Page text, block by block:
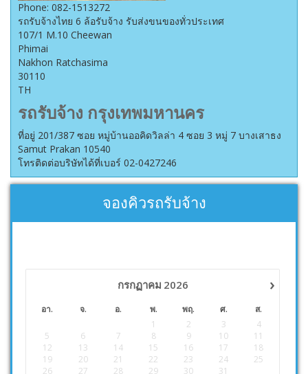
Phone: 082-1513272
รถรับจ้างไทย 6 ล้อรับจ้าง รับส่งขนของทั่วประเทศ
107/1 M.10 Cheewan
Phimai
Nakhon Ratchasima
30110
TH
รถรับจ้าง กรุงเทพมหานคร
ที่อยู่ 201/387 ซอย หมู่บ้านออคิดวิลล่า 4 ซอย 3 หมู่ 7 บางเสาธง
Samut Prakan 10540
โทรติดต่อบริษัทได้ที่เบอร์ 02-0427246
จองคิวรถรับจ้าง
›
กรกฏาคม 2026
อา. จ. อ. พ. พฤ. ศ.
ส.
1
2 3
4
5
6 7 8 9 10
11
12
13 14 15 16 17
18
19
20 21 22 23 24
25
26
27 28 29 30 31